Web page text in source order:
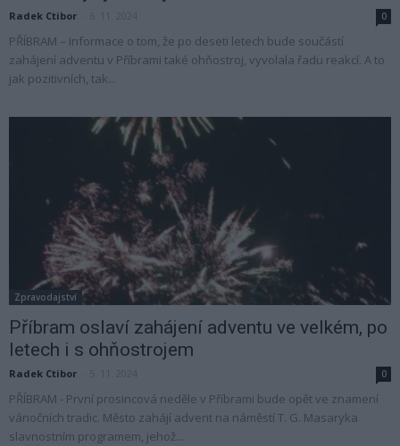
Radek Ctibor 0
PŘÍBRAM – Informace o tom, že po deseti letech bude součástí
zahájení adventu v Příbrami také ohňostroj, vyvolala řadu reakcí. A to
jak pozitivních, tak...
Zpravodajství
Příbram oslaví zahájení adventu ve velkém, po
letech i s ohňostrojem
Radek Ctibor 0
PŘÍBRAM - První prosincová neděle v Příbrami bude opět ve znamení
vánočních tradic. Město zahájí advent na náměstí T. G. Masaryka
slavnostním programem, jehož...